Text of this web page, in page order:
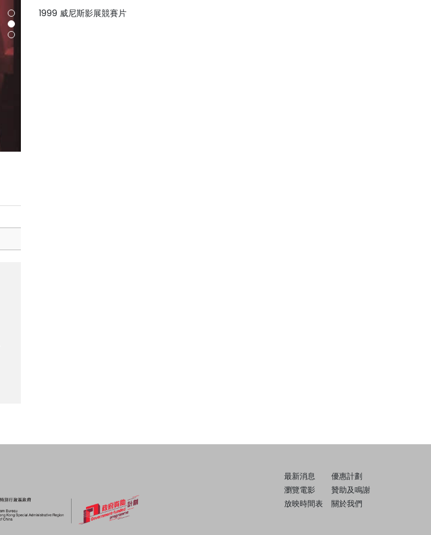
1999 威尼斯影展競賽片
最新消息
瀏覽電影
放映時間表
優惠計劃
贊助及鳴謝
關於我們